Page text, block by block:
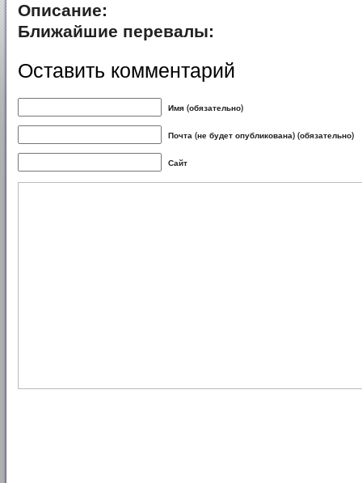
Описание:
Ближайшие перевалы:
Оставить комментарий
Имя (обязательно)
Почта (не будет опубликована) (обязательно)
Сайт